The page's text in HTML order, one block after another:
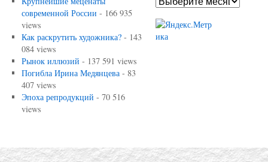
современной России - 166 935
views
Как раскрутить художника?- 143
084 views
Рынок иллюзий - 137 591 views
Погибла Ирина Медянцева- 83
407 views
Эпоха репродукций - 70 516
views